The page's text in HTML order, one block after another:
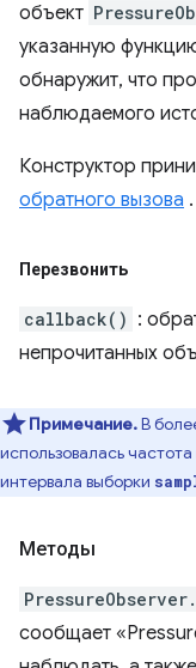
объект
указанную
обнаружит, что
наблюдаемого
Конструктор
обратного вызова .
Перезвонить
callback() :
непрочитанных
Примечание.В
использовалась
интервала выборки
Методы
сообщает